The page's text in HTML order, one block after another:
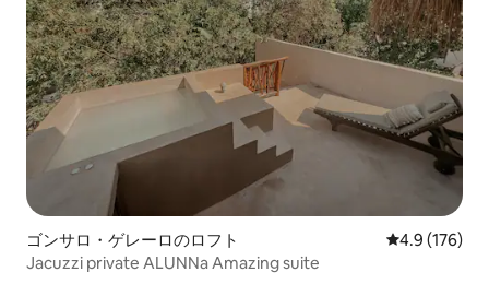
ゴンサロ・ゲレーロのロフト レビュー176
4.9 (176)
Jacuzzi private ALUNNa Amazing suite